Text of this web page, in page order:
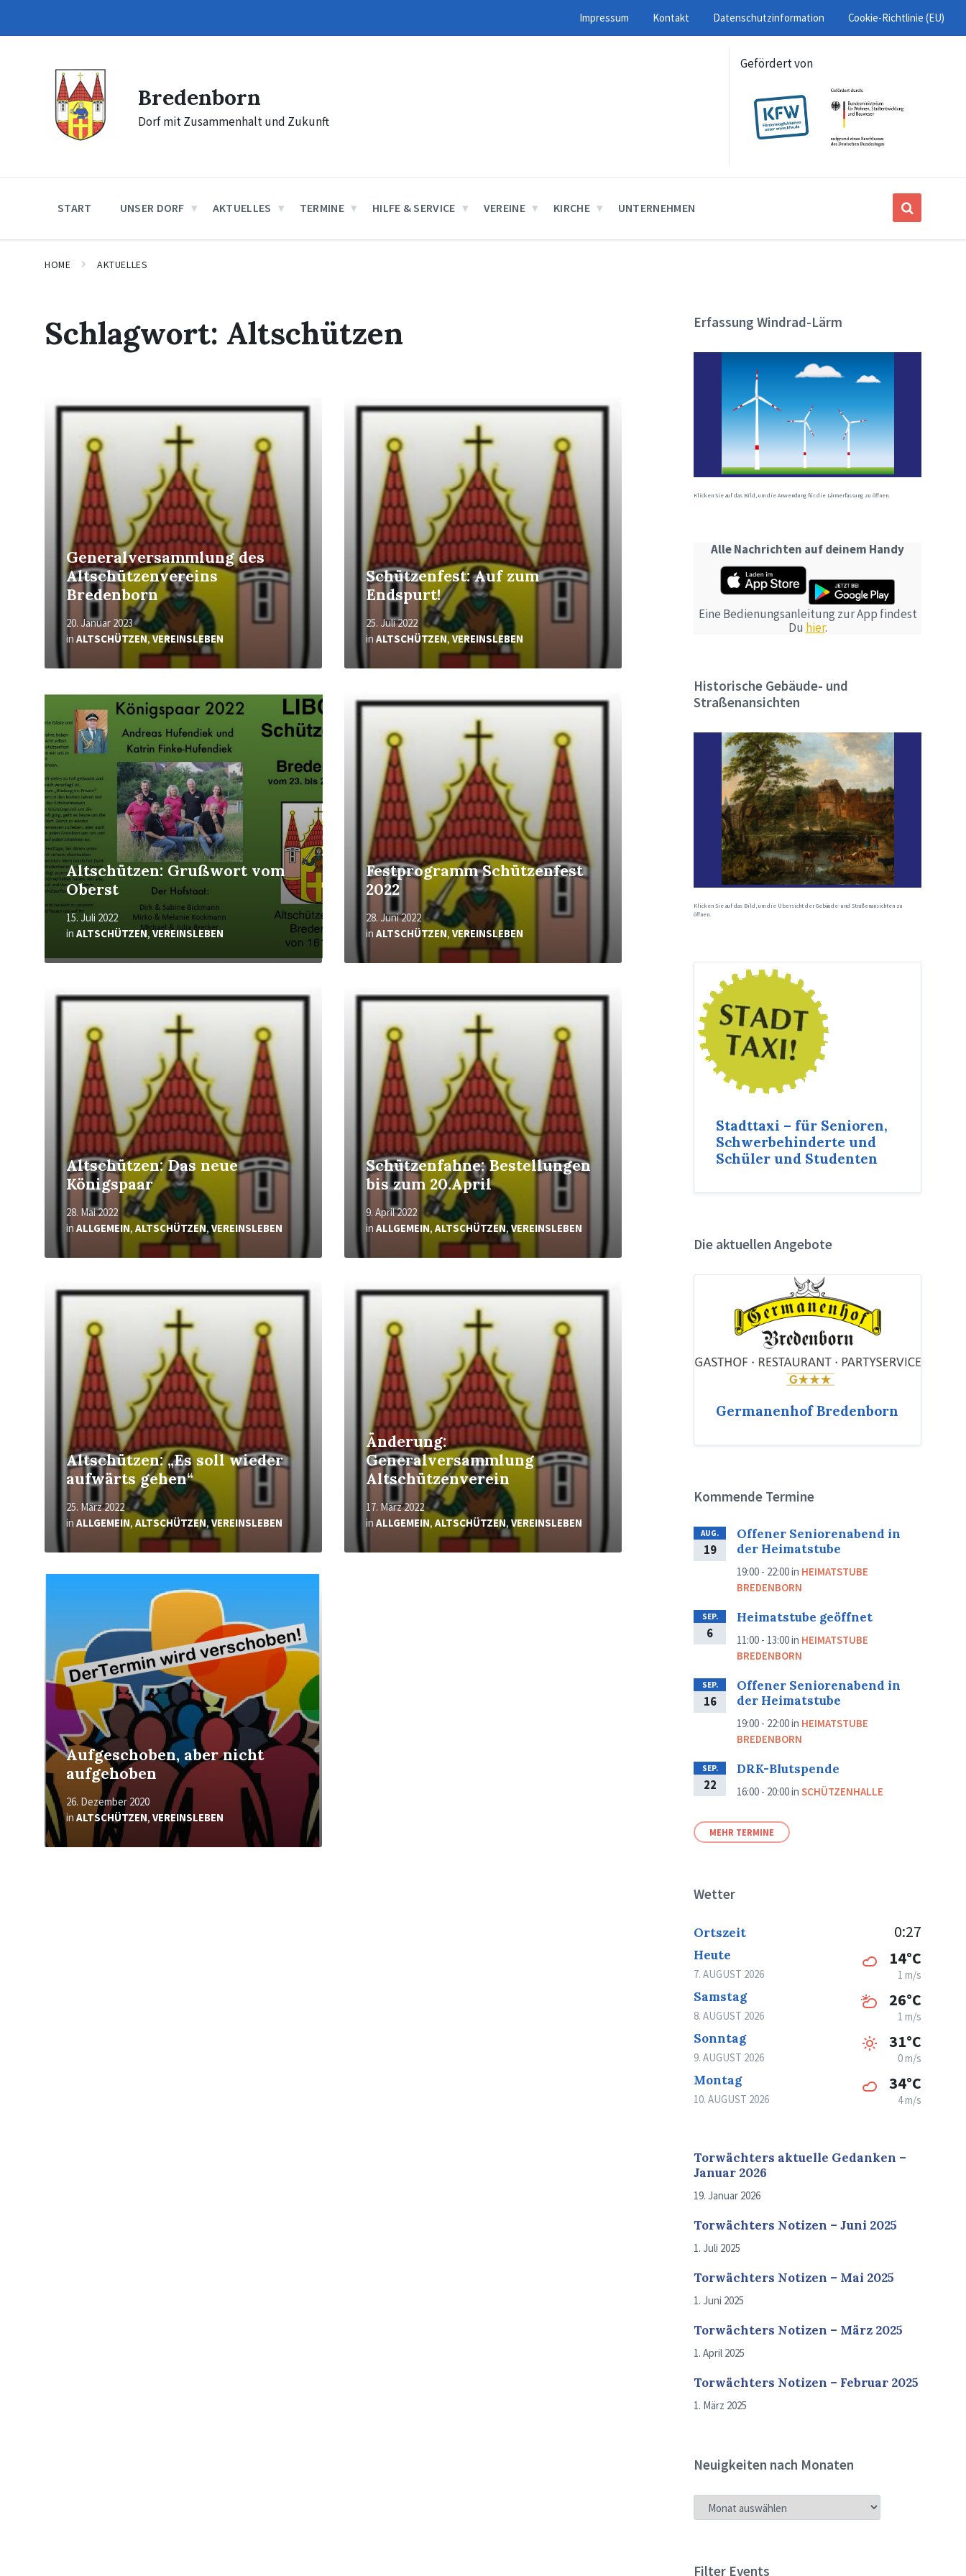
content
main
footer
Impressum Kontakt Datenschutzinformation Cookie-Richtlinie (EU)
Bredenborn
Dorf mit Zusammenhalt und Zukunft
Gefördert von
START UNSER DORF AKTUELLES TERMINE HILFE & SERVICE VEREINE KIRCHE UNTERNEHMEN
HOME AKTUELLES
Schlagwort: Altschützen
Generalversammlung des
Altschützenvereins
Bredenborn
20. Januar 2023
in ALTSCHÜTZEN,VEREINSLEBEN
Mehr
erfahren
Schützenfest: Auf zum
Endspurt!
25. Juli 2022
in ALTSCHÜTZEN,VEREINSLEBEN
Mehr
erfahren
Altschützen: Grußwort vom
Oberst
15. Juli 2022
in ALTSCHÜTZEN,VEREINSLEBEN
Mehr
erfahren
Festprogramm Schützenfest
2022
28. Juni 2022
in ALTSCHÜTZEN,VEREINSLEBEN
Mehr
erfahren
Altschützen: Das neue
Königspaar
28. Mai 2022
in ALLGEMEIN, ALTSCHÜTZEN, VEREINSLEBEN
Mehr
erfahren
Schützenfahne: Bestellungen
bis zum 20.April
9. April 2022
in ALLGEMEIN, ALTSCHÜTZEN, VEREINSLEBEN
Mehr
erfahren
Altschützen: „Es soll wieder
aufwärts gehen“
25. März 2022
in ALLGEMEIN, ALTSCHÜTZEN, VEREINSLEBEN
Mehr
erfahren
Änderung:
Generalversammlung
Altschützenverein
17. März 2022
in ALLGEMEIN, ALTSCHÜTZEN, VEREINSLEBEN
Mehr
erfahren
Aufgeschoben, aber nicht
aufgehoben
26. Dezember 2020
in ALTSCHÜTZEN, VEREINSLEBEN
Erfassung Windrad-Lärm
Klicken Sie auf das Bild, um die Anwendung für die Lärmerfassung zu öffnen.
Alle Nachrichten auf deinem Handy
Eine Bedienungsanleitung zur App findest
Du hier.
Historische Gebäude- und
Straßenansichten
Klicken Sie auf das Bild, um die Übersicht der Gebäude- und Straßenansichten zu
öffnen.
Stadttaxi – für Senioren,
Schwerbehinderte und
Schüler und Studenten
Die aktuellen Angebote
Germanenhof Bredenborn
Kommende Termine
AUG.
19
Offener Seniorenabend in
der Heimatstube
19:00 - 22:00in HEIMATSTUBE
BREDENBORN
SEP.
6
Heimatstube geöffnet
11:00 - 13:00in HEIMATSTUBE
BREDENBORN
SEP.
16
Offener Seniorenabend in
der Heimatstube
19:00 - 22:00in HEIMATSTUBE
BREDENBORN
SEP.
22
DRK-Blutspende
16:00 - 20:00inSCHÜTZENHALLE
MEHR TERMINE
Wetter
Ortszeit 0:27
Heute
7. AUGUST 2026
14°C
1 m/s
Samstag
8. AUGUST 2026
26°C
1 m/s
Sonntag
9. AUGUST 2026
31°C
0 m/s
Montag
10. AUGUST 2026
34°C
4 m/s
Torwächters aktuelle Gedanken –
Januar 2026
19. Januar 2026
Torwächters Notizen – Juni 2025
1. Juli 2025
Torwächters Notizen – Mai 2025
1. Juni 2025
Torwächters Notizen – März 2025
1. April 2025
Torwächters Notizen – Februar 2025
1. März 2025
Neuigkeiten nach Monaten
NEUIGKEITEN
NACH
Filter Events